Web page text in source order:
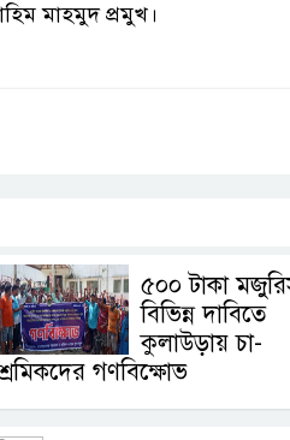
মাহমুদ প্রমুখ।
৫০০ টাকা
বিভিন্ন দাবিতে
কুলাউড়ায় চা-
গণবিক্ষোভ